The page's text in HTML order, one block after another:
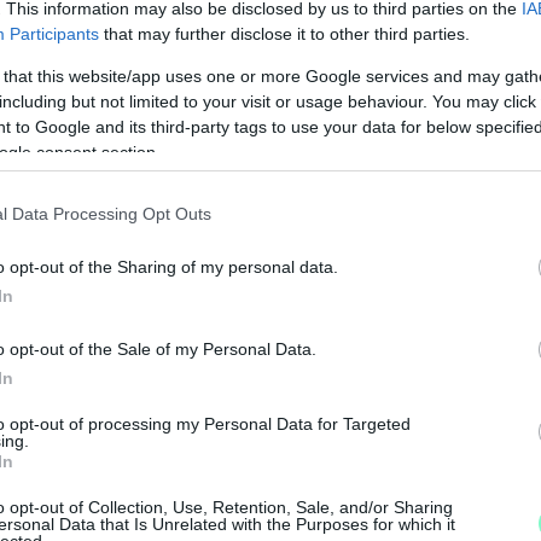
This information may also be disclosed by us to third parties on the
Participants that may further disclose it to other third parties.
that this website/app uses one or more Google services and may
but not limited to your visit or usage behaviour. You may
to Google and its third-party tags to use your data for below
consent section.
Data Processing Opt Outs
opt-out of the Sharing of my personal data.
opt-out of the Sale of my Personal Data.
opt-out of processing my Personal Data for Targeted
opt-out of Collection, Use, Retention, Sale, and/or Sharing
Data that Is Unrelated with the Purposes for which it
Sony forgalmazta Pókember: Idegenben című
már 344 millió dollárt karesett otthon. A
a 2017-ben bemutatott Pókember -
jegybevételét, 334 millió dollárt.
(MTI)